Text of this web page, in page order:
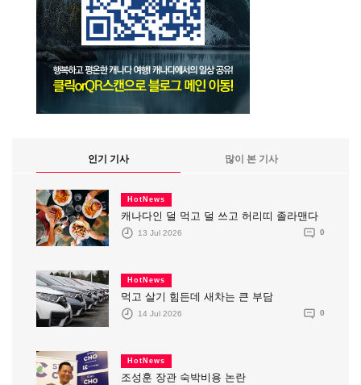
인기 기사 많이 본 기사
HotNews
캐나다인 덜 먹고 덜 쓰고 허리띠 졸라맨다
13 Jul 2026 0
HotNews
먹고 살기 힘든데 새차는 큰 부담
14 Jul 2026 0
HotNews
조성훈 장관 숙박비용 논란